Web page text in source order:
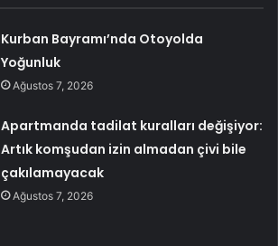
Kurban Bayramı’nda Otoyolda
Yoğunluk
Ağustos 7, 2026
Apartmanda tadilat kuralları değişiyor:
Artık komşudan izin almadan çivi bile
çakılamayacak
Ağustos 7, 2026